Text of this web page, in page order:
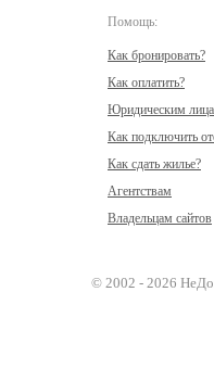
Помощь:
Как бронировать?
Как оплатить?
Юридическим
Как подключить
Как сдать жилье?
Агентствам
Владельцам сайтов
© 2002 - 2026